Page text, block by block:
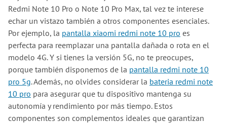
Redmi Note 10 Pro o Note 10 Pro Max, tal vez te interese
echar un vistazo también a otros componentes esenciales.
Por ejemplo, la pantalla xiaomi redmi note 10 pro es
perfecta para reemplazar una pantalla dañada o rota en el
modelo 4G. Y si tienes la versión 5G, no te preocupes,
porque también disponemos de la pantalla redmi note 10
pro 5g. Además, no olvides considerar la bateria redmi note
10 pro para asegurar que tu dispositivo mantenga su
autonomía y rendimiento por más tiempo. Estos
componentes son complementos ideales que garantizan